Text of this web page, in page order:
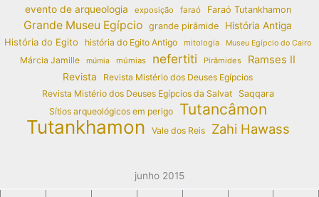
evento de arqueologia exposição faraó Faraó Tutankhamon
Grande Museu Egípcio grande pirâmide
História Antiga
História do Egito
história do Egito Antigo mitologia Museu Egípcio do Cairo
Márcia Jamille múmia múmias nefertiti Pirâmides Ramses II
Revista
Revista Mistério dos Deuses Egípcios
Revista Mistério dos Deuses Egípcios da Salvat
Saqqara
Sítios arqueológicos em perigo
Tutancâmon
Tutankhamon Vale dos Reis Zahi Hawass
junho 2015